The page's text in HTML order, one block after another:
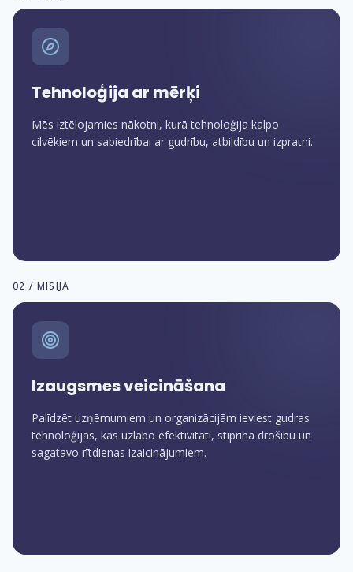
Tehnoloģija ar mērķi
Mēs iztēlojamies nākotni, kurā tehnoloģija kalpo
cilvēkiem un sabiedrībai ar gudrību, atbildību un izpratni.
02 / MISIJA
Izaugsmes veicināšana
Palīdzēt uzņēmumiem un organizācijām ieviest gudras
tehnoloģijas, kas uzlabo efektivitāti, stiprina drošību un
sagatavo rītdienas izaicinājumiem.